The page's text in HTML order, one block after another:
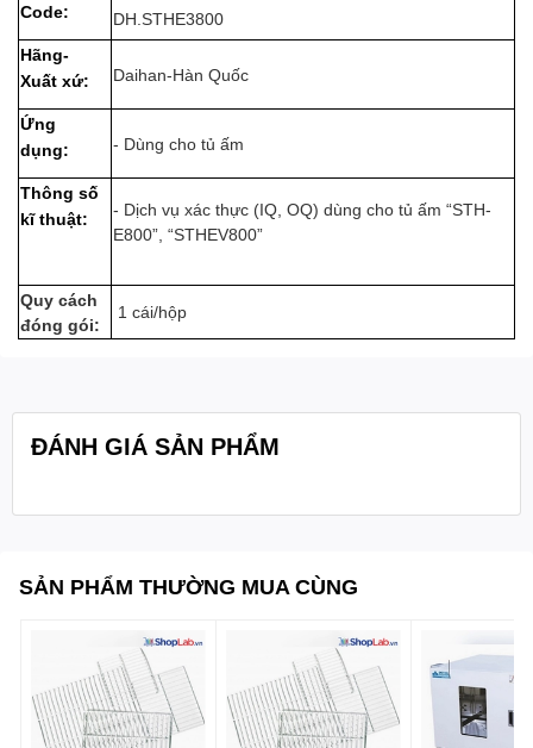
Code: DH.STHE3800
Hãng-
Xuất xứ:
Daihan-Hàn Quốc
Ứng
dụng:
- Dùng cho tủ ấm
Thông số
kĩ thuật:
- Dịch vụ xác thực (IQ, OQ) dùng cho tủ ấm “STH-
E800”, “STHEV800”
Quy cách
đóng gói:
1 cái/hộp
ĐÁNH GIÁ SẢN PHẨM
SẢN PHẨM THƯỜNG MUA CÙNG